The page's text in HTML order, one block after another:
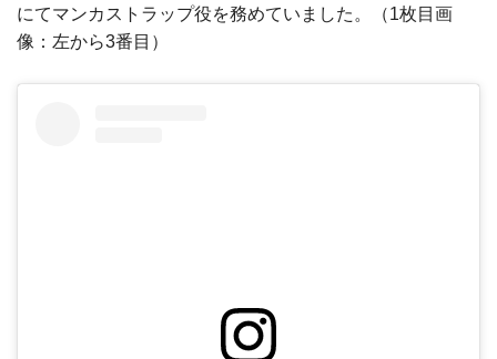
にてマンカストラップ役を務めていました。（1枚目画
像：左から3番目）